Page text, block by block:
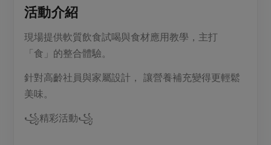
美妝保養
日用品
防災用品
主題食譜
異國料理
養身食補
2024農業發展計畫年度報告
更多議題活動
傳到心坎裡，誠心又澎派
綠主張月刊
典藏閱覽室
社務專區
選舉專區
最新消息
媒體報導
下載專區
活動介紹
現場提供軟質飲⾷試喝與⾷材應⽤教學，主打
「⾷」的整合體驗。
針對⾼齡社員與家屬設計， 讓營養補充變得更輕鬆
美味。
꧁精彩活動꧁